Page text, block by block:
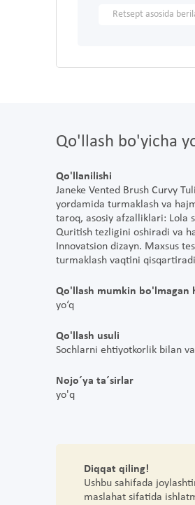
Retsept asosida
Qo'llash bo'yicha
Qo'llanilishi
Janeke Vented Brush Curvy
yordamida turmaklash va
taroq, asosiy afzalliklari: Lola
Quritish tezligini oshiradi va
Innovatsion dizayn. Maxsus
turmaklash vaqtini
Qo'llash mumkin bo'lmagan
yo‘q
Qo'llash usuli
Sochlarni ehtiyotkorlik bilan
Nojo´ya ta´sirlar
yo'q
Diqqat qiling!
Ushbu sahifada
maslahat sifatida